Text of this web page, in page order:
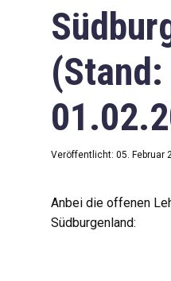
(Stand:
Veröffentlicht: 05. Februar
Anbei die offenen
Südburgenland: